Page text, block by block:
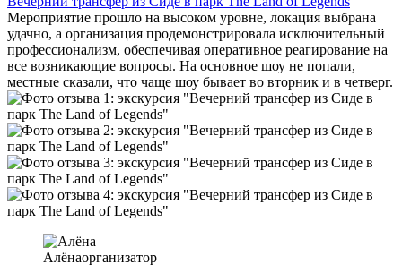
Мероприятие прошло на высоком уровне, локация выбрана
удачно, а организация продемонстрировала исключительный
профессионализм, обеспечивая оперативное реагирование на
все возникающие вопросы. На основное шоу не попали,
местные сказали, что чаще шоу бывает во вторник и в четверг.
Алёнаорганизатор